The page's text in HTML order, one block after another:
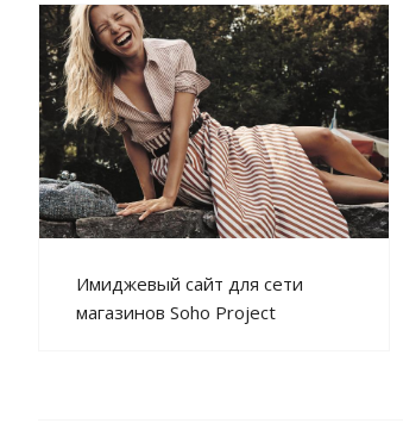
Имиджевый сайт для сети
магазинов Soho Project